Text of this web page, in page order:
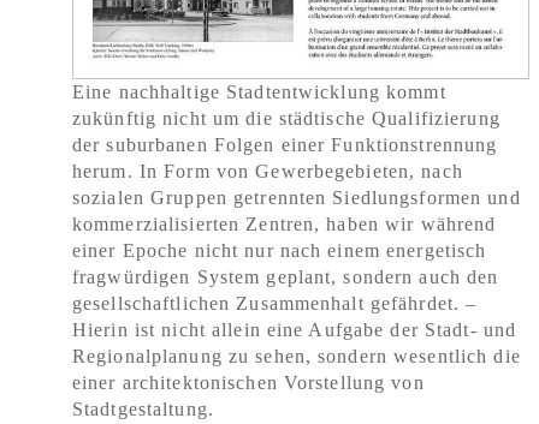
Eine nachhaltige Stadtentwicklung kommt
zukünftig nicht um die städtische Qualifizierung
der suburbanen Folgen einer Funktionstrennung
herum. In Form von Gewerbegebieten, nach
sozialen Gruppen getrennten Siedlungsformen und
kommerzialisierten Zentren, haben wir während
einer Epoche nicht nur nach einem energetisch
fragwürdigen System geplant, sondern auch den
gesellschaftlichen Zusammenhalt gefährdet. –
Hierin ist nicht allein eine Aufgabe der Stadt- und
Regionalplanung zu sehen, sondern wesentlich die
einer architektonischen Vorstellung von
Stadtgestaltung.